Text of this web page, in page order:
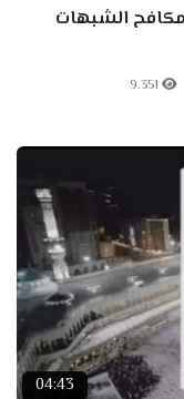
مكافح الشبهات
9.351
04:43